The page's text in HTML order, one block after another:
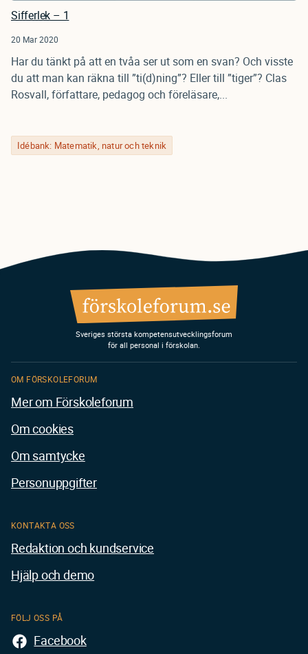
Sifferlek – 1
20 Mar 2020
Har du tänkt på att en tvåa ser ut som en svan? Och visste
du att man kan räkna till ”ti(d)ning”? Eller till ”tiger”? Clas
Rosvall, författare, pedagog och föreläsare,...
Idébank: Matematik, natur och teknik
Sveriges största kompetensutvecklingsforum
för all personal i förskolan.
KONTAKTA OSS
Redaktion och kundservice
Hjälp och demo
FÖLJ OSS PÅ
Facebook
OM FÖRSKOLEFORUM
Mer om Förskoleforum
Om cookies
Om samtycke
Personuppgifter